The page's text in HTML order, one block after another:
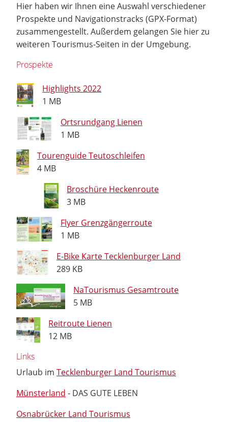
Hier haben wir Ihnen eine Auswahl verschiedener
Prospekte und Navigationstracks (GPX-Format)
zusammengestellt. Außerdem gelangen Sie hier zu
weiteren Tourismus-Seiten in der Umgebung.
Prospekte
Highlights 2022
1 MB
Ortsrundgang Lienen
1 MB
Tourenguide Teutoschleifen
4 MB
Broschüre Heckenroute
3 MB
Flyer Grenzgängerroute
1 MB
E-Bike Karte Tecklenburger Land
289 KB
NaTourismus Gesamtroute
5 MB
Reitroute Lienen
12 MB
Links
Urlaub im Tecklenburger Land Tourismus
Münsterland - DAS GUTE LEBEN
Osnabrücker Land Tourismus